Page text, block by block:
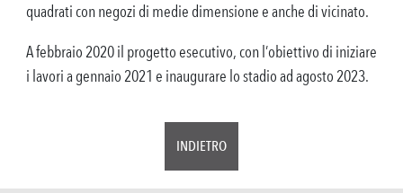
quadrati con negozi di medie dimensione e anche di vicinato.
A febbraio 2020 il progetto esecutivo, con l’obiettivo di iniziare
i lavori a gennaio 2021 e inaugurare lo stadio ad agosto 2023.
INDIETRO